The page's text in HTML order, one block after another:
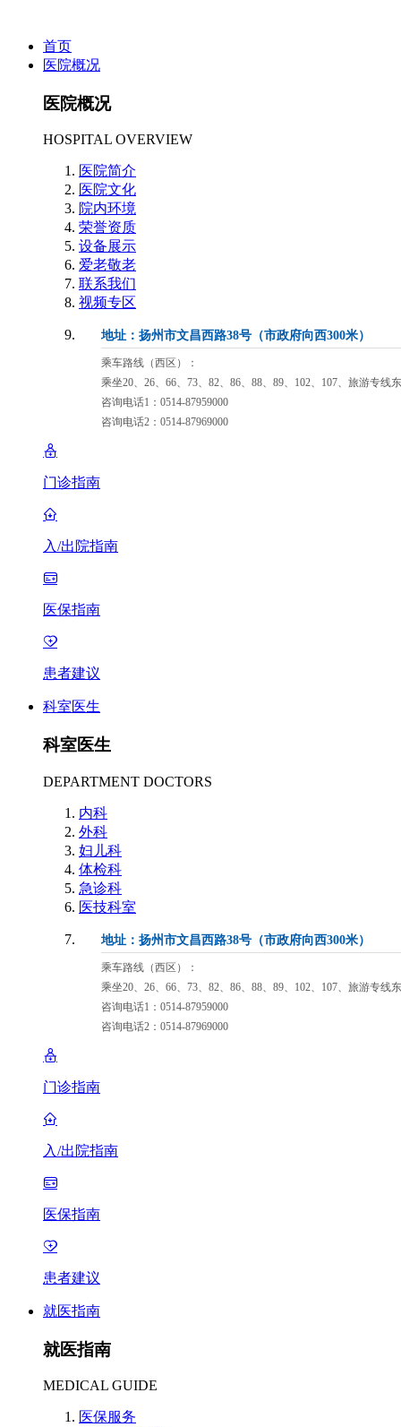
首页
医院概况
医院概况
HOSPITAL OVERVIEW
医院简介
医院文化
院内环境
荣誉资质
设备展示
爱老敬老
联系我们
视频专区
地址：扬州市文昌西路38号（市政府向西300米）
乘车路线（西区）：
乘坐20、26、66、73、82、86、88、89、102、107、旅游专线
咨询电话1：0514-87959000
咨询电话2：0514-87969000
门诊指南
入/出院指南
医保指南
患者建议
科室医生
科室医生
DEPARTMENT DOCTORS
内科
外科
妇儿科
体检科
急诊科
医技科室
地址：扬州市文昌西路38号（市政府向西300米）
乘车路线（西区）：
乘坐20、26、66、73、82、86、88、89、102、107、旅游专线
咨询电话1：0514-87959000
咨询电话2：0514-87969000
门诊指南
入/出院指南
医保指南
患者建议
就医指南
就医指南
MEDICAL GUIDE
医保服务